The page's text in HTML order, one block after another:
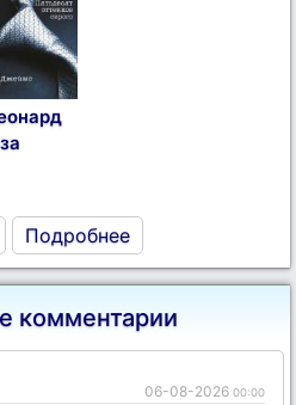
Подробнее
комментарии
06-08-2026 00:00